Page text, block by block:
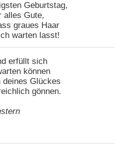
Geburtstag,
alles Gute,
graues Haar
warten lasst!
erfüllt sich
können
deines Glückes
gönnen.